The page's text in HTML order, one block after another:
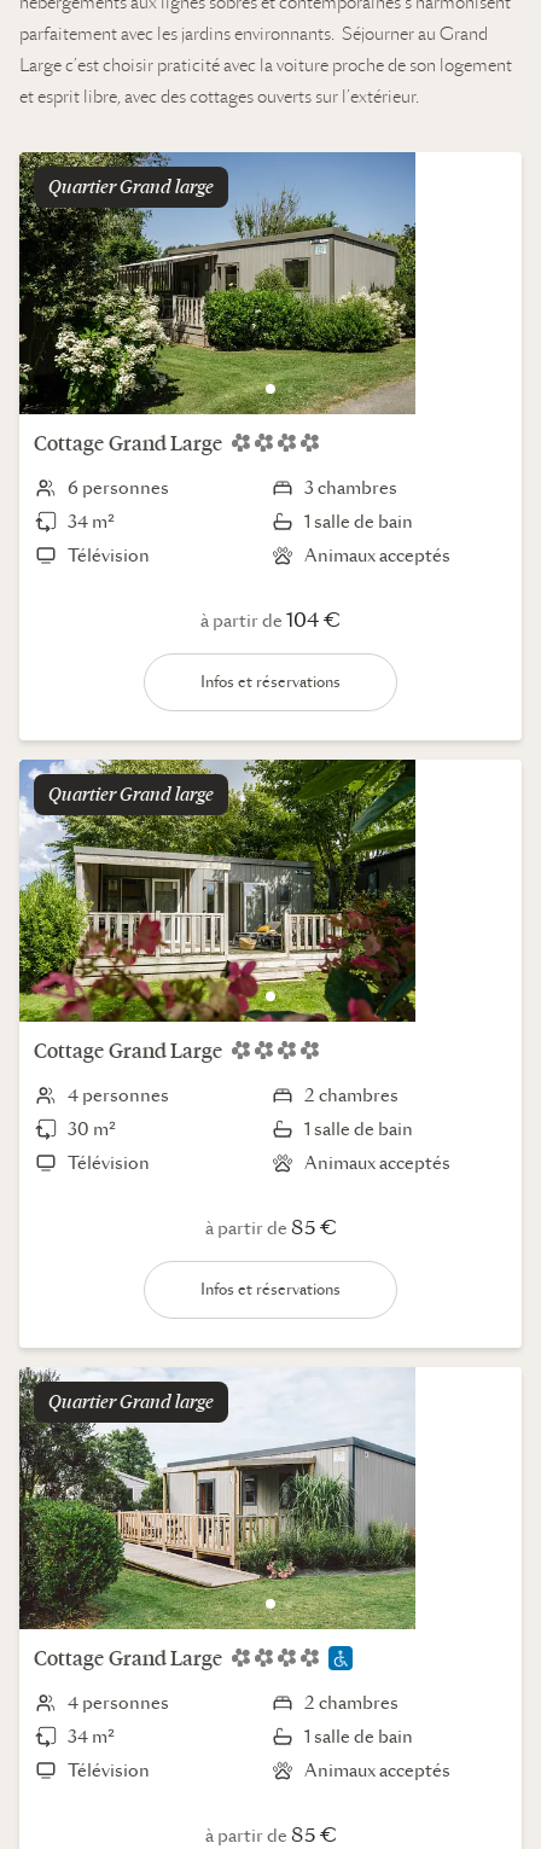
parfaitement avec les jardins environnants. Séjourner au Grand
Large c’est choisir praticité avec la voiture proche de son logement
et esprit libre, avec des cottages ouverts sur l’extérieur.
Quartier grand large
Cottage Grand Large
6 personnes
3 chambres
34 m²
1 salle de bain
Télévision
Animaux acceptés
à partir de 104 €
Infos et réservations
Quartier grand large
Cottage Grand Large
4 personnes
2 chambres
30 m²
1 salle de bain
Télévision
Animaux acceptés
à partir de 85 €
Infos et réservations
Quartier grand large
Cottage Grand Large
4 personnes
2 chambres
34 m²
1 salle de bain
Télévision
Animaux acceptés
à partir de 85 €